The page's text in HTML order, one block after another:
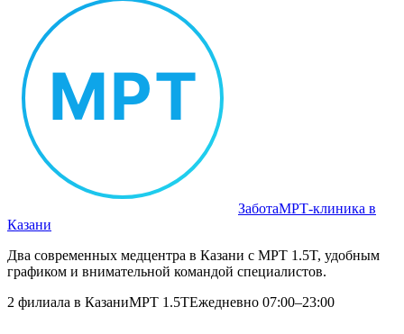
ЗаботаМРТ‑клиника в
Казани
Два современных медцентра в Казани с МРТ 1.5T, удобным
графиком и внимательной командой специалистов.
2 филиала в КазаниМРТ 1.5TЕжедневно 07:00–23:00